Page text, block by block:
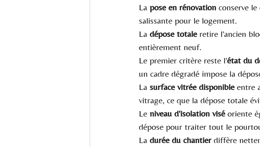
La pose en rénovation conserve
salissante pour le logement.
La dépose totale retire l'ancien
entièrement neuf.
Le premier critère reste l'état du
un cadre dégradé impose la
La surface vitrée disponible entre
vitrage, ce que la dépose totale
Le niveau d'isolation visé oriente
dépose pour traiter tout le
La durée du chantier diffère